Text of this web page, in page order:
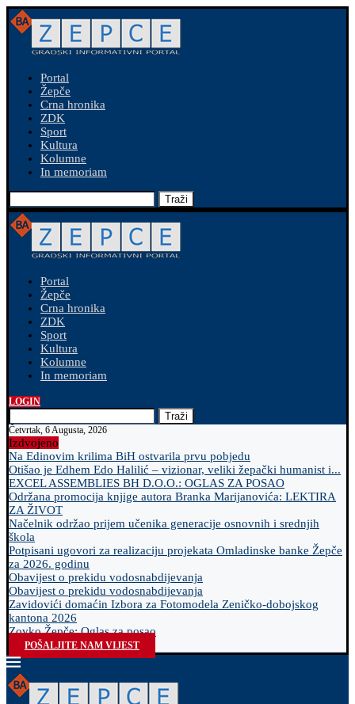
Portal
Žepče
Crna hronika
ZDK
Sport
Kultura
Kolumne
In memoriam
Traži
Portal
Žepče
Crna hronika
ZDK
Sport
Kultura
Kolumne
In memoriam
LOGIN
Traži
Četvrtak, 6 Augusta, 2026
Izdvojeno
Na Edinovim krilima BiH ostvarila prvu pobjedu
Otišao je Edhem Edo Halilić – vizionar, veliki žepački humanist i...
EXCEL ASSEMBLIES BH D.O.O.: OGLAS ZA POSAO
Održana promocija knjige autora Branka Marijanovića: LEKTIRA
ZA ŽIVOT
Načelnik održao prijem učenika generacije osnovnih i srednjih
škola
Potpisani ugovori za realizaciju projekata Omladinske banke Žepče
za 2026. godinu
Obavijest o prekidu vodosnabdijevanja
Obavijest o prekidu vodosnabdijevanja
Zavidovići domaćin Izbora za Fotomodela Zeničko-dobojskog
kantona 2026
Zovko Žepče: Oglas za posao
POŠALJITE NAM VIJEST